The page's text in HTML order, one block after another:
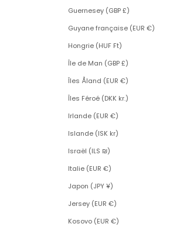
Guernesey (GBP £)
Guyane française (EUR €)
Hongrie (HUF Ft)
Île de Man (GBP £)
Îles Åland (EUR €)
Îles Féroé (DKK kr.)
Irlande (EUR €)
Islande (ISK kr)
Israël (ILS ₪)
Italie (EUR €)
Japon (JPY ¥)
Jersey (EUR €)
Kosovo (EUR €)